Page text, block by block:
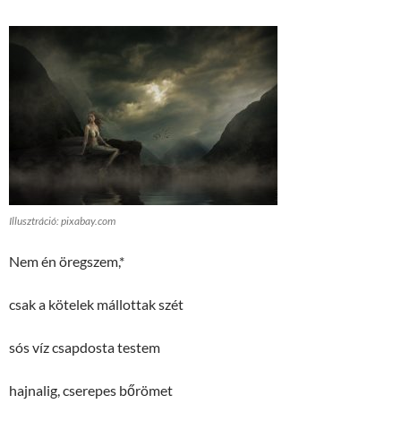
Illusztráció: pixabay.com
Nem én öregszem,*
csak a kötelek mállottak szét
sós víz csapdosta testem
hajnalig, cserepes bőrömet